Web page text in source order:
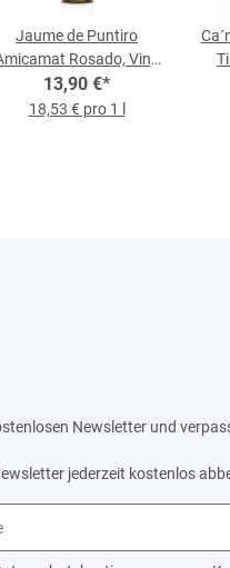
Jaume de Puntiro
Rosado, Vino
Rosado 2022, 0,75-l-
Flasche
13,90 €*
18,53 € pro 1 l
Newsletter und
jederzeit kostenlos